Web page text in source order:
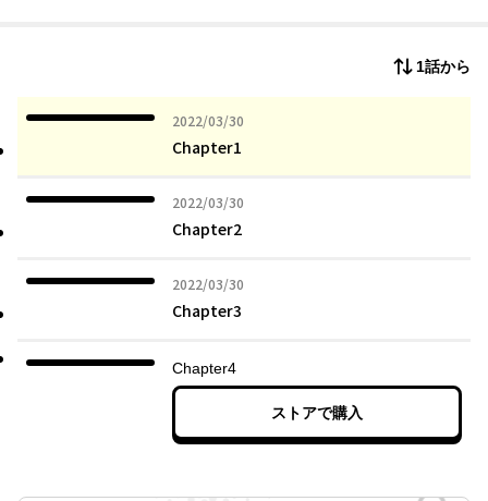
1話から
2022/03/30
2022年03月30日
Chapter1
2022/03/30
2022年03月30日
Chapter2
2022/03/30
2022年03月30日
Chapter3
Chapter4
ストアで購入